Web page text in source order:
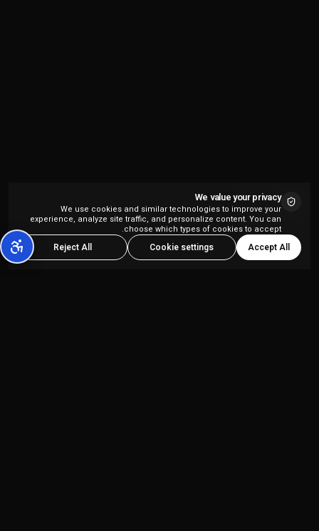
We value your privacy
We use cookies and similar technologies to improve your
experience, analyze site traffic, and personalize content. You can
choose which types of cookies to accept.
Accept All
Cookie settings
Reject All